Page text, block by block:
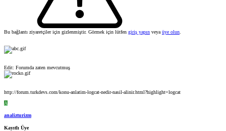
Bu bağlantı ziyaretçiler için gizlenmiştir. Görmek için lütfen giriş yapın veya üye olun
Edit: Forumda zaten mevcutmuş
http://forum.turkdevs.com/konu-anlatim-logcat-nedir-nasil-alinir.html?highlight=logcat
A
analizturizm
Kayıtlı Üye